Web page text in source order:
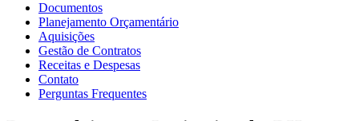
Documentos
Planejamento Orçamentário
Aquisições
Gestão de Contratos
Receitas e Despesas
Contato
Perguntas Frequentes